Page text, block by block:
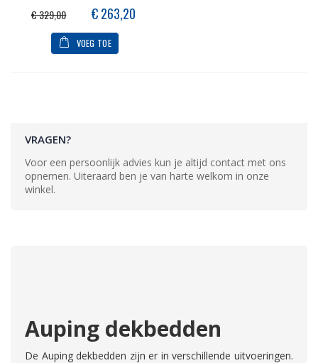
€ 329,00
Speciale
prijs
€ 263,20
VOEG TOE
VRAGEN?
Voor een persoonlijk advies kun je altijd contact met ons
opnemen. Uiteraard ben je van harte welkom in onze
winkel.
Auping dekbedden
De Auping dekbedden zijn er in verschillende uitvoeringen.